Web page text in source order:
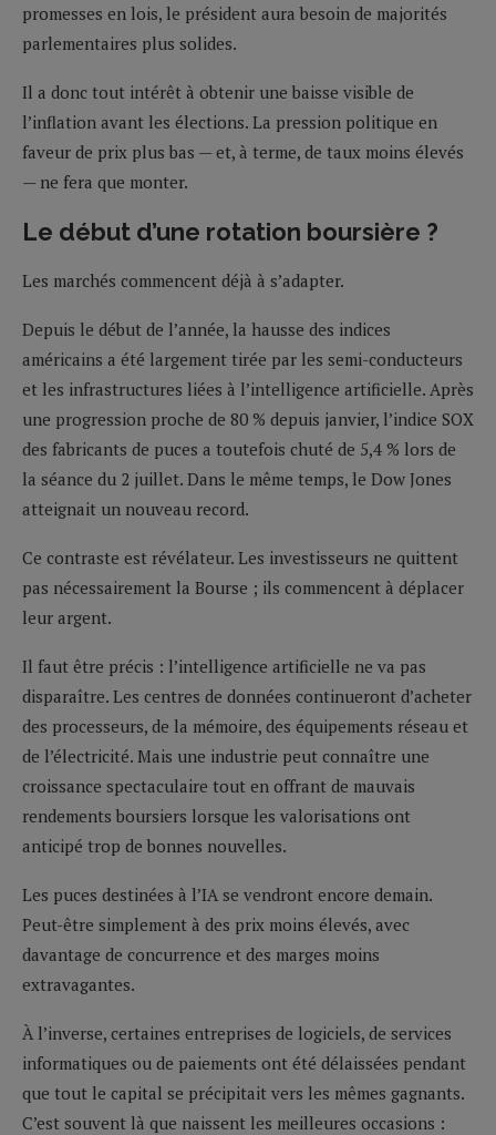
promesses en lois, le président aura besoin de majorités
parlementaires plus solides.
Il a donc tout intérêt à obtenir une baisse visible de
l’inflation avant les élections. La pression politique en
faveur de prix plus bas — et, à terme, de taux moins élevés
— ne fera que monter.
Le début d’une rotation boursière ?
Les marchés commencent déjà à s’adapter.
Depuis le début de l’année, la hausse des indices
américains a été largement tirée par les semi-conducteurs
et les infrastructures liées à l’intelligence artificielle. Après
une progression proche de 80 % depuis janvier, l’indice SOX
des fabricants de puces a toutefois chuté de 5,4 % lors de
la séance du 2 juillet. Dans le même temps, le Dow Jones
atteignait un nouveau record.
Ce contraste est révélateur. Les investisseurs ne quittent
pas nécessairement la Bourse ; ils commencent à déplacer
leur argent.
Il faut être précis : l’intelligence artificielle ne va pas
disparaître. Les centres de données continueront d’acheter
des processeurs, de la mémoire, des équipements réseau et
de l’électricité. Mais une industrie peut connaître une
croissance spectaculaire tout en offrant de mauvais
rendements boursiers lorsque les valorisations ont
anticipé trop de bonnes nouvelles.
Les puces destinées à l’IA se vendront encore demain.
Peut-être simplement à des prix moins élevés, avec
davantage de concurrence et des marges moins
extravagantes.
À l’inverse, certaines entreprises de logiciels, de services
informatiques ou de paiements ont été délaissées pendant
que tout le capital se précipitait vers les mêmes gagnants.
C’est souvent là que naissent les meilleures occasions :